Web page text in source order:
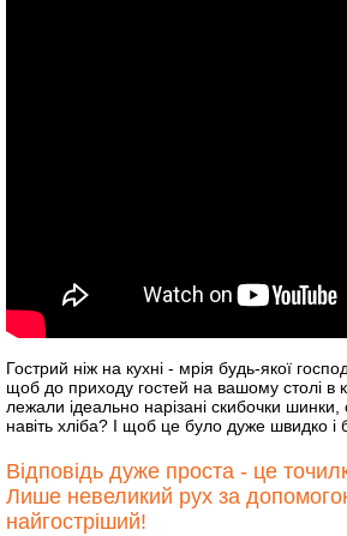
Гострий ніж на кухні - мрія будь-якої
щоб до приходу гостей на вашому столі в
лежали ідеально нарізані скибочки шинки,
навіть хліба? І щоб це було дуже швидко і
Відповідь дуже проста - це
Лише невеликий рух за
найгостріший!